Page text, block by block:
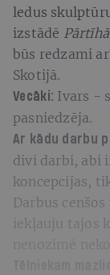
ledus
izstādē
būs redzami
Skotijā.
Vecāki: Ivars -
pasniedzēja.
Ar kādu darbu
divi darbi, abi
koncepcijas,
Darbus
iekļauju tajos